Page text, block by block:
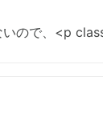
ので、<p